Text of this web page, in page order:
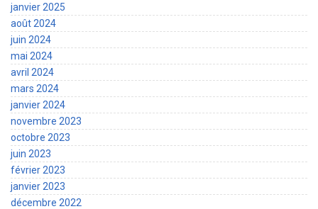
janvier 2025
août 2024
juin 2024
mai 2024
avril 2024
mars 2024
janvier 2024
novembre 2023
octobre 2023
juin 2023
février 2023
janvier 2023
décembre 2022